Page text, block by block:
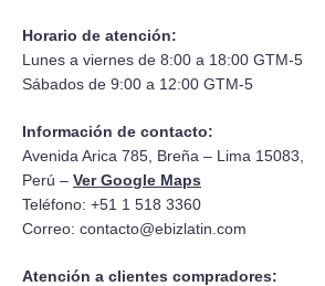
Horario de atención:
Lunes a viernes de 8:00 a 18:00 GTM-5
Sábados de 9:00 a 12:00 GTM-5
Información de contacto:
Avenida Arica 785, Breña – Lima 15083,
Perú – Ver Google Maps
Teléfono: +51 1 518 3360
Correo: contacto@ebizlatin.com
Atención a clientes compradores: